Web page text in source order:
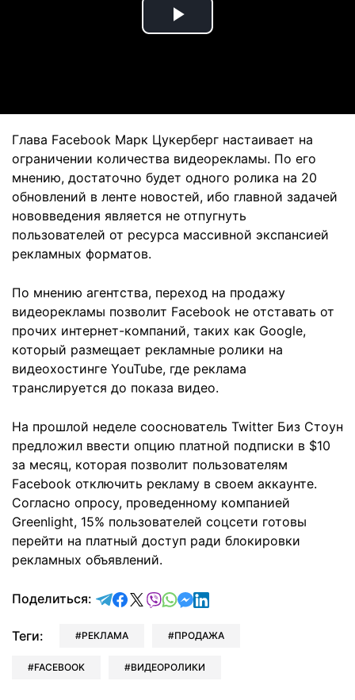
Play
Глава Facebook Марк Цукерберг настаивает на
ограничении количества видеорекламы. По его
мнению, достаточно будет одного ролика на 20
обновлений в ленте новостей, ибо главной задачей
нововведения является не отпугнуть
пользователей от ресурса массивной экспансией
рекламных форматов.
По мнению агентства, переход на продажу
видеорекламы позволит Facebook не отставать от
прочих интернет-компаний, таких как Google,
который размещает рекламные ролики на
видеохостинге YouTube, где реклама
транслируется до показа видео.
На прошлой неделе сооснователь Twitter Биз Стоун
предложил ввести опцию платной подписки в $10
за месяц, которая позволит пользователям
Facebook отключить рекламу в своем аккаунте.
Согласно опросу, проведенному компанией
Greenlight, 15% пользователей соцсети готовы
перейти на платный доступ ради блокировки
рекламных объявлений.
Поделиться: отправить в Telegram
поделиться в Facebook
поделиться в X
отправить в Viber
отправить в Whatsapp
отправить в Messenger
отправить в LinkedIn
Теги: РЕКЛАМА ПРОДАЖА
FACEBOOK ВИДЕОРОЛИКИ